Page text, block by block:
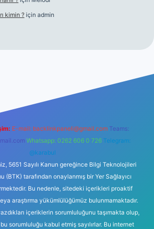
kimin ?için admin
E-mail: backlinkpaneli@gmail.com Teams:
Whatsapp: 0262 606 0 726 Telegram:
@karabul
5651 Sayılı Kanun gereğince Bilgi Teknolojileri
(BTK) tarafından onaylanmış bir Yer Sağlayıcı
Bu nedenle, sitedeki içerikleri proaktif
araştırma yükümlülüğümüz bulunmamaktadır.
içeriklerin sorumluluğunu taşımakta olup,
sorumluluğu kabul etmiş sayılırlar. Bu internet